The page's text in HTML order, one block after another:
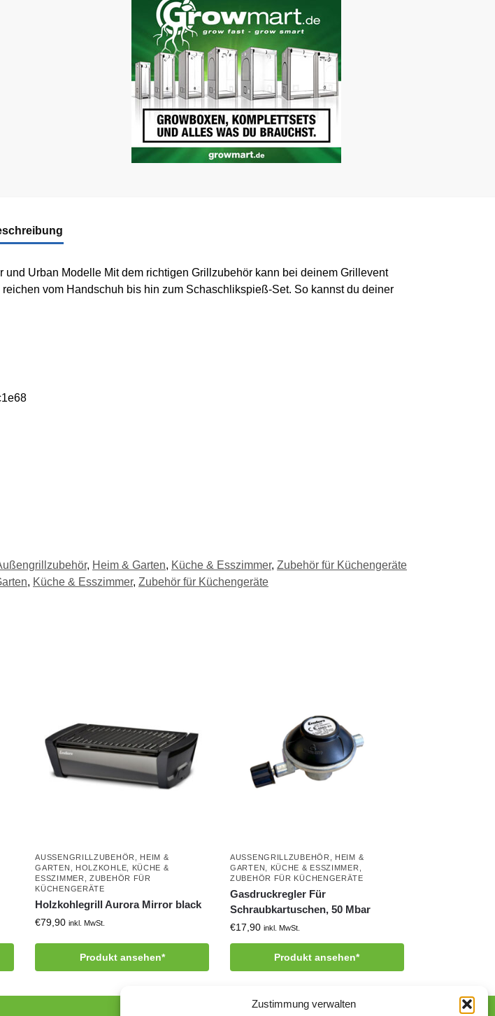
Zustimmung verwalten
Urban Modelle Mit dem richtigen Grillzubehör kann bei deinem Grillevent
vom Handschuh bis hin zum Schaschlikspieß-Set. So kannst du deiner
, Heim & Garten, Küche & Esszimmer, Zubehör für Küchengeräte
, Küche & Esszimmer, Zubehör für Küchengeräte
AUSSENGRILLZUBEHÖR
HEIM &
GARTEN
HOLZKOHLE
KÜCHE &
ESSZIMMER
,ZUBEHÖR FÜR
KÜCHENGERÄTE
Holzkohlegrill Aurora Mirror black
€79,90 inkl. MwSt.
Produkt ansehen*
AUSSENGRILLZUBEHÖR
HEIM &
GARTEN
KÜCHE & ESSZIMMER
ZUBEHÖR FÜR KÜCHENGERÄTE
Gasdruckregler Für
Schraubkartuschen, 50 Mbar
€17,90 inkl. MwSt.
Produkt ansehen*